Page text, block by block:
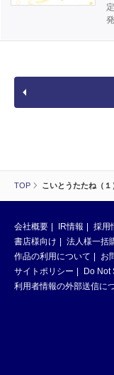
TOP こいとうたたね（
会社概要 IR情報 採用
書店様向け
法人様一括
作品の利用について
お
サイトポリシー
Do Not
利用者情報の外部送信に